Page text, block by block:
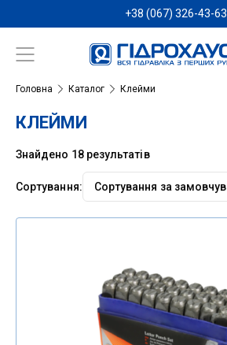
+38 (067) 326-43-63
Головна Каталог Клейми
КЛЕЙМИ
Знайдено 18 результатів
Сортувати
Сортування: